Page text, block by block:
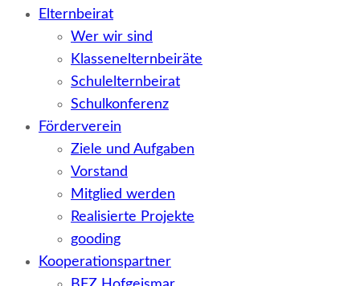
Elternbeirat
Wer wir sind
Klassenelternbeiräte
Schulelternbeirat
Schulkonferenz
Förderverein
Ziele und Aufgaben
Vorstand
Mitglied werden
Realisierte Projekte
gooding
Kooperationspartner